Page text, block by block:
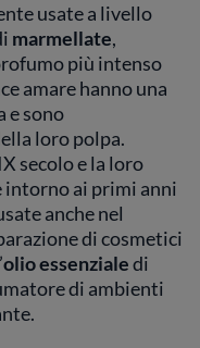
usate a livello
marmellate,
più intenso
amare hanno una
e sono
loro polpa.
secolo e la loro
ai primi anni
anche nel
di cosmetici
olio essenzialedi
di ambienti